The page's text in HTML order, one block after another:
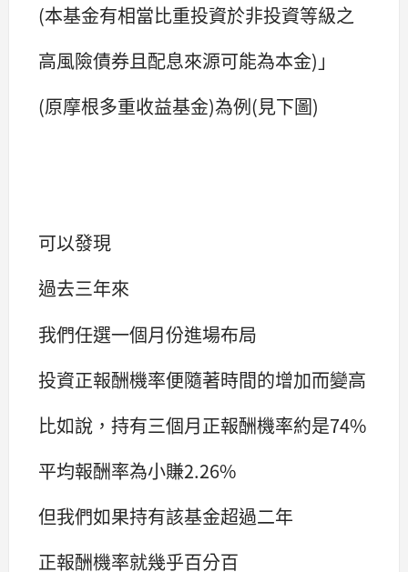
(本基金有相當比重投資於非投資等級之
高風險債券且配息來源可能為本金)」
(原摩根多重收益基金)為例(見下圖)
可以發現
過去三年來
我們任選一個月份進場布局
投資正報酬機率便隨著時間的增加而變高
比如說，持有三個月正報酬機率約是74%
平均報酬率為小賺2.26%
但我們如果持有該基金超過二年
正報酬機率就幾乎百分百